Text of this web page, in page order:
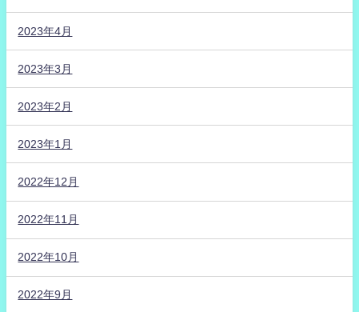
2023年4月
2023年3月
2023年2月
2023年1月
2022年12月
2022年11月
2022年10月
2022年9月